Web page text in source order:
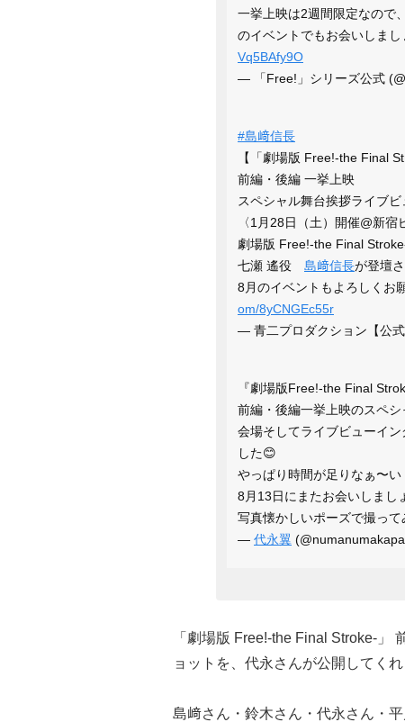
一挙上映は2週間限定なので
のイベントでもお会いしまし
Vq5BAfy9O
— 「Free!」シリーズ公式
#島﨑信長
【「劇場版 Free!-the Final
前編・後編 一挙上映
スペシャル舞台挨拶ライブビ
〈1月28日（土）開催@新宿
劇場版 Free!-the Final
七瀬 遙役 島﨑信長が登壇
8月のイベントもよろしくお
om/8yCNGEc55r
— 青二プロダクション【公
『劇場版Free!-the Final
前編・後編一挙上映のスペ
会場そしてライブビューイ
した😊
やっぱり時間が足りなぁ〜い
8月13日にまたお会いしまし
写真懐かしいポーズで撮って
— 代永翼
「劇場版 Free!-the Final Stroke-」
ョットを、代永さんが公開してくれ
島﨑さん・鈴木さん・代永さん・